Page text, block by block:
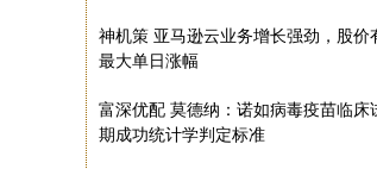
神机策 亚马逊云业务增长强劲，股价
最大单日涨幅
富深优配 莫德纳：诺如病毒疫苗临床
期成功统计学判定标准